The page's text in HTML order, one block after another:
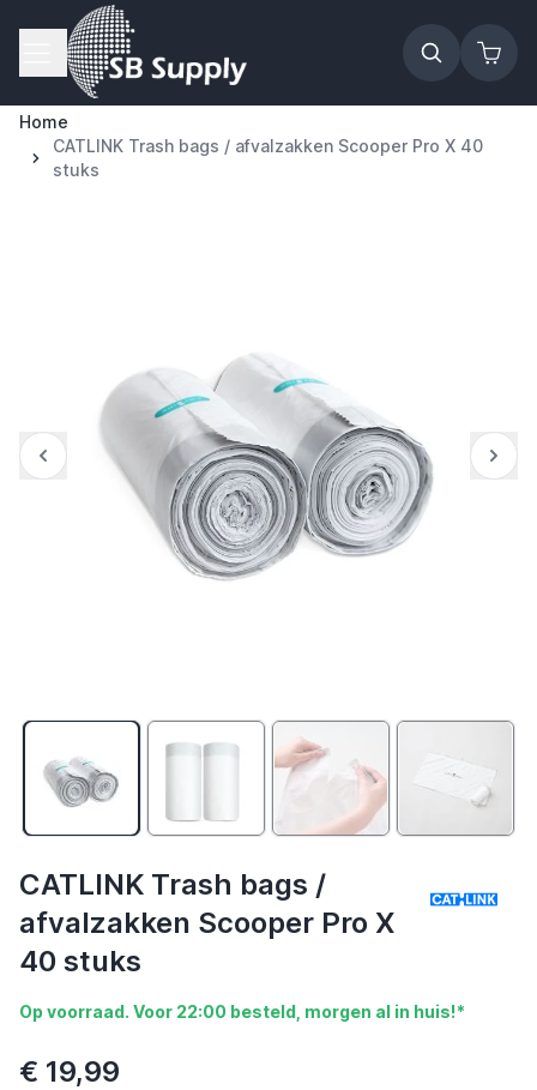
Ga naar de inhoud
Home
CATLINK Trash bags / afvalzakken Scooper Pro X 40
stuks
CATLINK Trash bags /
afvalzakken Scooper Pro X
40 stuks
Op voorraad. Voor 22:00 besteld, morgen al in huis!*
€ 19,99